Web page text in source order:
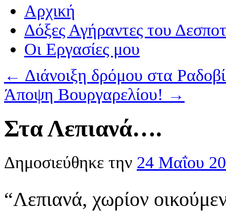
Αρχική
Δόξες Αγήραντες του
Οι Eργασίες μου
← Διάνοιξη δρόμου στα
Άποψη Βουργαρελίου! →
Στα Λεπιανά….
Δημοσιεύθηκε την 24 Μαΐου
“Λεπιανά, χωρίον